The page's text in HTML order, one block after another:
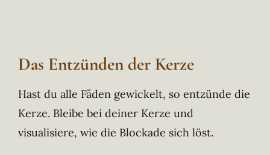
Das Entzünden der Kerze
Hast du alle Fäden gewickelt, so entzünde die
Kerze. Bleibe bei deiner Kerze und
visualisiere, wie die Blockade sich löst.